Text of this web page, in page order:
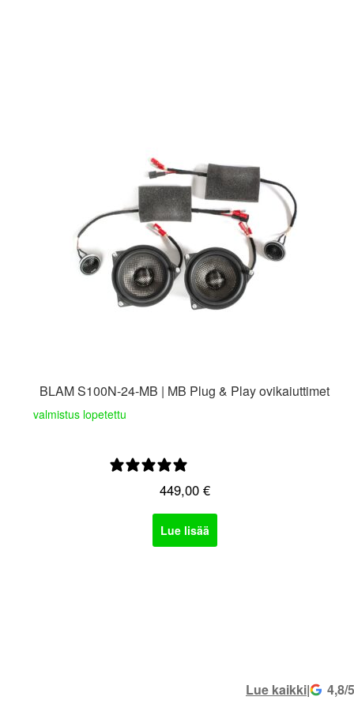
BLAM S100N-24-MB | MB Plug & Play ovikaiuttimet
valmistus lopetettu
449,00 €
Lue lisää
Lue kaikki| 4,8/5